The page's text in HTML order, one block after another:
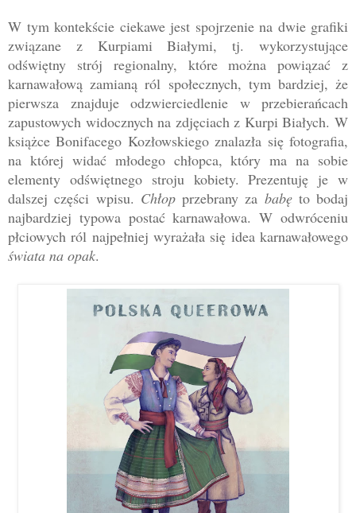
W tymkontekście ciekawe jest spojrzenie na dwie grafiki
związane z Kurpiami Białymi, tj. wykorzystujące
odświętny strój regionalny, które można powiązać z
karnawałową zamianą ról społecznych, tym bardziej, że
pierwsza znajduje odzwierciedlenie w przebierańcach
zapustowych widocznych na zdjęciach z Kurpi Białych. W
książce Bonifacego Kozłowskiego znalazła się fotografia,
na której widać młodego chłopca, który ma na sobie
elementy odświętnego stroju kobiety. Prezentuję je w
dalszej części wpisu. Chłopprzebrany za babę to bodaj
najbardziej typowa postać karnawałowa. W odwróceniu
płciowych ról najpełniej wyrażała się idea karnawałowego
świata na opak.